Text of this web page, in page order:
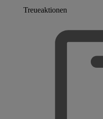
Treueaktionen